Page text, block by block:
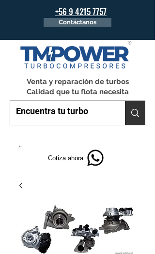
+56 9 4215 7757
Contáctanos
Venta y reparación de turbos
Calidad que tu flota necesita
Cotiza ahora